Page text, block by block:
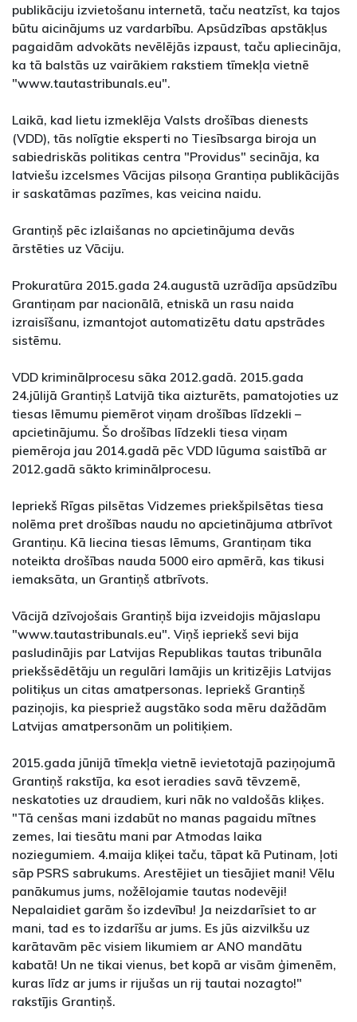
publikāciju izvietošanu internetā, taču neatzīst, ka tajos
būtu aicinājums uz vardarbību. Apsūdzības apstākļus
pagaidām advokāts nevēlējās izpaust, taču apliecināja,
ka tā balstās uz vairākiem rakstiem tīmekļa vietnē
"www.tautastribunals.eu".
Laikā, kad lietu izmeklēja Valsts drošības dienests
(VDD), tās nolīgtie eksperti no Tiesībsarga biroja un
sabiedriskās politikas centra "Providus" secināja, ka
latviešu izcelsmes Vācijas pilsoņa Grantiņa publikācijās
ir saskatāmas pazīmes, kas veicina naidu.
Grantiņš pēc izlaišanas no apcietinājuma devās
ārstēties uz Vāciju.
Prokuratūra 2015.gada 24.augustā uzrādīja apsūdzību
Grantiņam par nacionālā, etniskā un rasu naida
izraisīšanu, izmantojot automatizētu datu apstrādes
sistēmu.
VDD kriminālprocesu sāka 2012.gadā. 2015.gada
24.jūlijā Grantiņš Latvijā tika aizturēts, pamatojoties uz
tiesas lēmumu piemērot viņam drošības līdzekli –
apcietinājumu. Šo drošības līdzekli tiesa viņam
piemēroja jau 2014.gadā pēc VDD lūguma saistībā ar
2012.gadā sākto kriminālprocesu.
Iepriekš Rīgas pilsētas Vidzemes priekšpilsētas tiesa
nolēma pret drošības naudu no apcietinājuma atbrīvot
Grantiņu. Kā liecina tiesas lēmums, Grantiņam tika
noteikta drošības nauda 5000 eiro apmērā, kas tikusi
iemaksāta, un Grantiņš atbrīvots.
Vācijā dzīvojošais Grantiņš bija izveidojis mājaslapu
"www.tautastribunals.eu". Viņš iepriekš sevi bija
pasludinājis par Latvijas Republikas tautas tribunāla
priekšsēdētāju un regulāri lamājis un kritizējis Latvijas
politiķus un citas amatpersonas. Iepriekš Grantiņš
paziņojis, ka piespriež augstāko soda mēru dažādām
Latvijas amatpersonām un politiķiem.
2015.gada jūnijā tīmekļa vietnē ievietotajā paziņojumā
Grantiņš rakstīja, ka esot ieradies savā tēvzemē,
neskatoties uz draudiem, kuri nāk no valdošās kliķes.
"Tā cenšas mani izdabūt no manas pagaidu mītnes
zemes, lai tiesātu mani par Atmodas laika
noziegumiem. 4.maija kliķei taču, tāpat kā Putinam, ļoti
sāp PSRS sabrukums. Arestējiet un tiesājiet mani! Vēlu
panākumus jums, nožēlojamie tautas nodevēji!
Nepalaidiet garām šo izdevību! Ja neizdarīsiet to ar
mani, tad es to izdarīšu ar jums. Es jūs aizvilkšu uz
karātavām pēc visiem likumiem ar ANO mandātu
kabatā! Un ne tikai vienus, bet kopā ar visām ģimenēm,
kuras līdz ar jums ir rijušas un rij tautai nozagto!"
rakstījis Grantiņš.